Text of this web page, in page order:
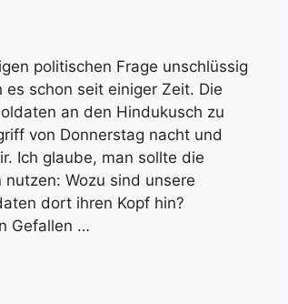
politischen Frage unschlüssig
schon seit einiger Zeit. Die
an den Hindukusch zu
von Donnerstag nacht und
Ich glaube, man sollte die
Wozu sind unsere
dort ihren Kopf hin?
Gefallen …